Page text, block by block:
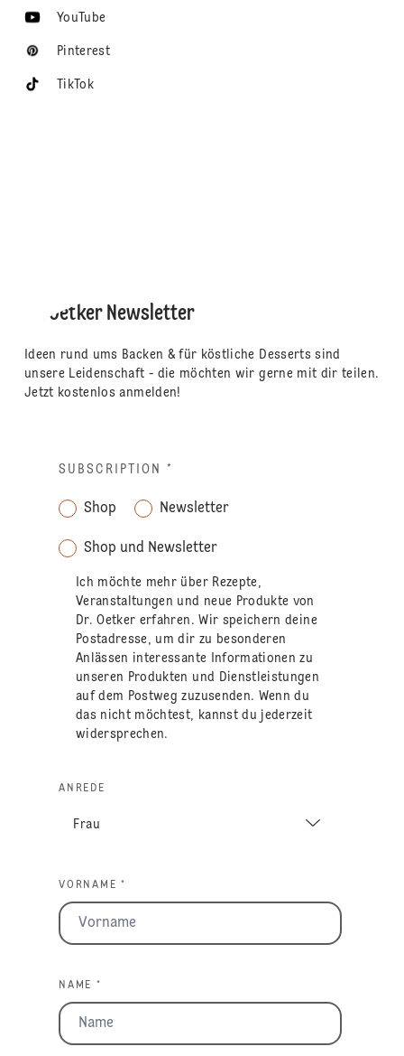
YouTube
Pinterest
TikTok
Dr. Oetker Newsletter
Ideen rund ums Backen & für köstliche Desserts sind
unsere Leidenschaft - die möchten wir gerne mit dir teilen.
Jetzt kostenlos anmelden!
SUBSCRIPTION *
Shop Newsletter
Shop und Newsletter
Ich möchte mehr über Rezepte,
Veranstaltungen und neue Produkte von
Dr. Oetker erfahren. Wir speichern deine
Postadresse, um dir zu besonderen
Anlässen interessante Informationen zu
unseren Produkten und Dienstleistungen
auf dem Postweg zuzusenden. Wenn du
das nicht möchtest, kannst du jederzeit
widersprechen.
ANREDE
VORNAME *
NAME *